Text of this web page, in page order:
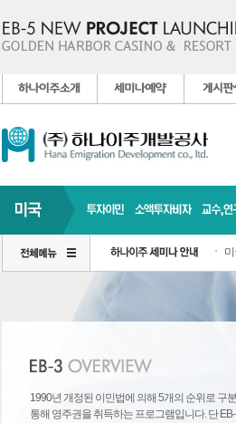
1990년 개정된 이민법에 의해 5개의 순위로 구
통해 영주권을 취득하는 프로그램입니다. 단